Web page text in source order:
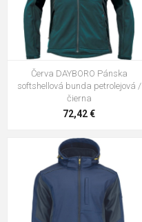
Červa DAYBORO Pánska
softshellová bunda petrolejová /
čierna
72,42 €